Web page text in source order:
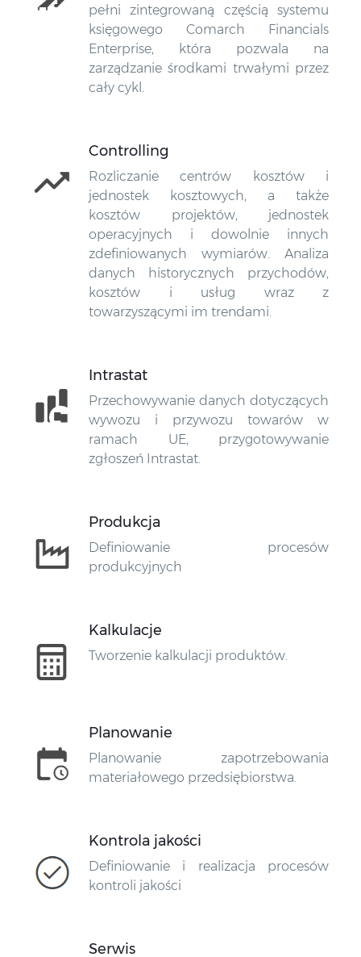
pełni zintegrowaną częścią systemu
księgowego Comarch Financials
Enterprise, która pozwala na
zarządzanie środkami trwałymi przez
cały cykl.
Controlling
Rozliczanie centrów kosztów i
jednostek kosztowych, a także
kosztów projektów, jednostek
operacyjnych i dowolnie innych
zdefiniowanych wymiarów. Analiza
danych historycznych przychodów,
kosztów i usług wraz z
towarzyszącymi im trendami.
Intrastat
Przechowywanie danych dotyczących
wywozu i przywozu towarów w
ramach UE, przygotowywanie
zgłoszeń Intrastat.
Produkcja
Definiowanie procesów
produkcyjnych
Kalkulacje
Tworzenie kalkulacji produktów.
Planowanie
Planowanie zapotrzebowania
materiałowego przedsiębiorstwa.
Kontrola jakości
Definiowanie i realizacja procesów
kontroli jakości
Serwis